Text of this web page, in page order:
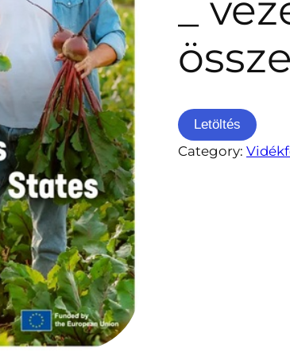
Letöltés
Category: